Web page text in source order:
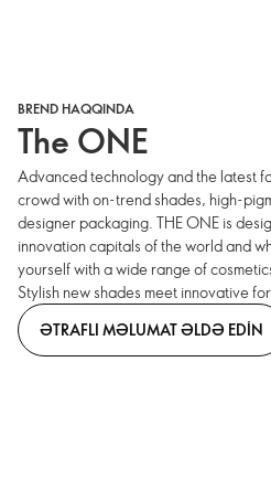
BREND HAQQINDA
The ONE
Advanced technology and the latest
crowd with on-trend shades, high-
designer packaging. THE ONE is
innovation capitals of the world and
yourself with a wide range of
Stylish new shades meet innovative
ƏTRAFLI MƏLUMAT ƏLDƏ EDIN